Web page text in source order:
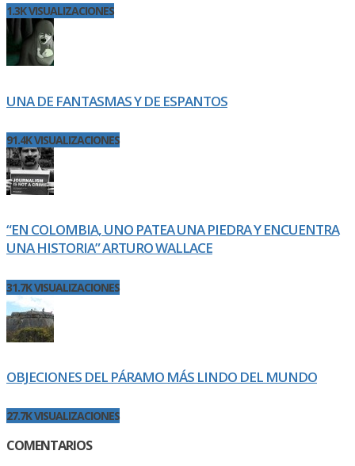
1.3K VISUALIZACIONES
UNA DE FANTASMAS Y DE ESPANTOS
91.4K VISUALIZACIONES
“EN COLOMBIA, UNO PATEA UNA PIEDRA Y ENCUENTRA
UNA HISTORIA” ARTURO WALLACE
31.7K VISUALIZACIONES
OBJECIONES DEL PÁRAMO MÁS LINDO DEL MUNDO
27.7K VISUALIZACIONES
COMENTARIOS